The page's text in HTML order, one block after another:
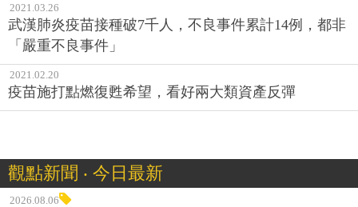
2021.03.26
武漢肺炎疫苗接種破7千人，不良事件累計14例，都非
「嚴重不良事件」
2021.02.20
疫苗施打點燃復甦希望，看好兩大類資產反彈
觀點新聞 ‧ 今日最新
2026.08.06